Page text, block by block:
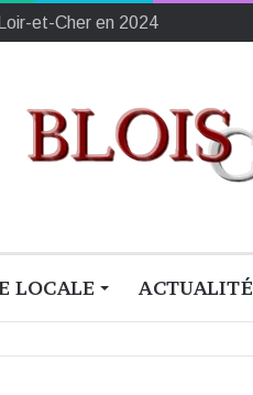
français du sang
LOCALE ACTUALITÉ